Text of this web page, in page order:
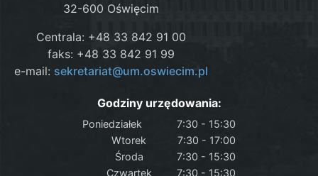
32-600 Oświęcim
Centrala: +48 33 842 91 00
faks: +48 33 842 91 99
e-mail: sekretariat@um.oswiecim.pl
Godziny urzędowania:
Poniedziałek
7:30 - 15:30
Wtorek
7:30 - 17:00
Środa
7:30 - 15:30
Czwartek
7:30 - 15:30